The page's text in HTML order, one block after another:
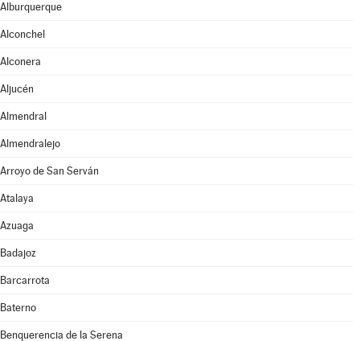
Alburquerque
Alconchel
Alconera
Aljucén
Almendral
Almendralejo
Arroyo de San Serván
Atalaya
Azuaga
Badajoz
Barcarrota
Baterno
Benquerencia de la Serena